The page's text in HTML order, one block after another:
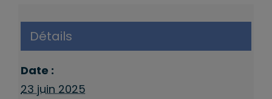
Détails
Date :
23 juin 2025